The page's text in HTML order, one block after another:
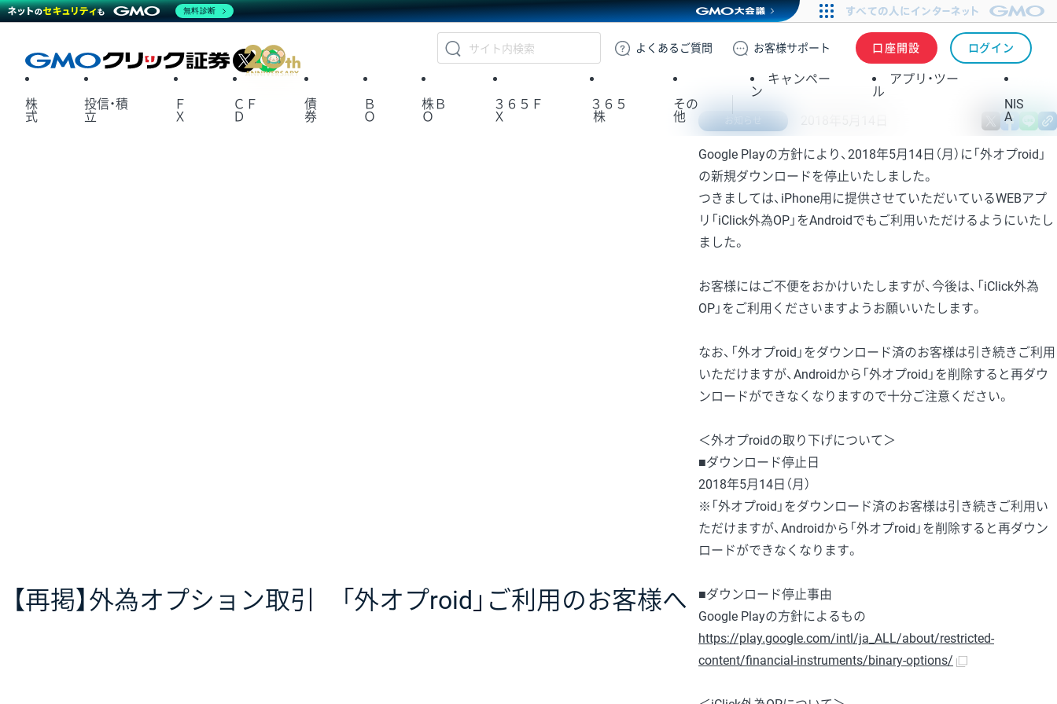
GMOクリック証券
よくある ご質問 お客様サポート 口座開設 ログイン
X
株
式
投信・積
立
Ｆ
Ｘ
ＣＦ
Ｄ
債
券
Ｂ
Ｏ
株Ｂ
Ｏ
３６５Ｆ
Ｘ
３６５
株
その
他
キャンペー
ン
アプリ・ツー
ル
NIS
A
【再掲】外為オプション取引 「外オプroid」ご利用のお客様へ
X
Google Playの方針により、2018年5月14日（月）に「外オプroid」
の新規ダウンロードを停止いたしました。
つきましては、iPhone用に提供させていただいているWEBアプ
リ「iClick外為OP」をAndroidでもご利用いただけるようにいたし
ました。
お客様にはご不便をおかけいたしますが、今後は、「iClick外為
OP」をご利用くださいますようお願いいたします。
なお、「外オプroid」をダウンロード済のお客様は引き続きご利用
いただけますが、Androidから「外オプroid」を削除すると再ダウ
ンロードができなくなりますので十分ご注意ください。
＜外オプroidの取り下げについて＞
■ダウンロード停止日
2018年5月14日（月）
※「外オプroid」をダウンロード済のお客様は引き続きご利用い
ただけますが、Androidから「外オプroid」を削除すると再ダウン
ロードができなくなります。
■ダウンロード停止事由
Google Playの方針によるもの
https://play.google.com/intl/ja_ALL/about/restricted-
content/financial-instruments/binary-options/
無料診断